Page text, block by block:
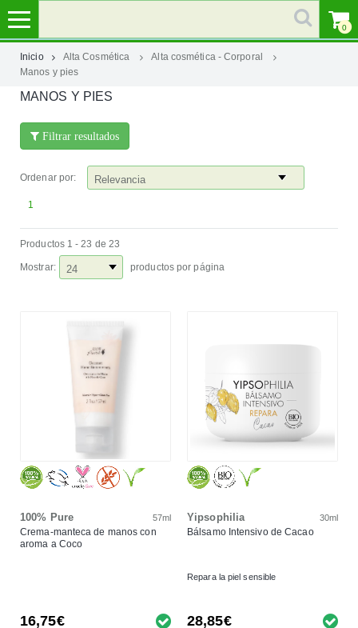
CUENTA
MARCAS
0
Inicio Alta Cosmética
Alta cosmética - Corporal
Manos y pies
MANOS Y PIES
Filtrar resultados
Ordenar por:
1
Productos 1 - 23 de 23
Mostrar: productos por página
100% Pure 57ml
Crema-manteca de manos con
aroma a Coco
16,75€
Yipsophilia 30ml
Bálsamo Intensivo de Cacao
Repara la piel sensible
28,85€